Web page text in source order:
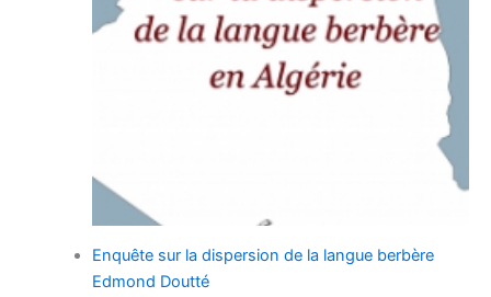
Enquête sur la dispersion de la langue berbère
Edmond Doutté